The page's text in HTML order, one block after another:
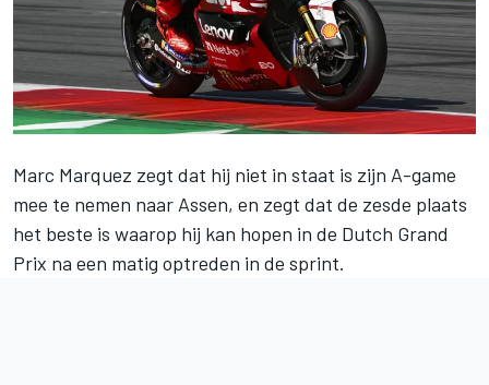
Marc Marquez zegt dat hij niet in staat is zijn A-game
mee te nemen naar Assen, en zegt dat de zesde plaats
het beste is waarop hij kan hopen in de Dutch Grand
Prix na een matig optreden in de sprint.